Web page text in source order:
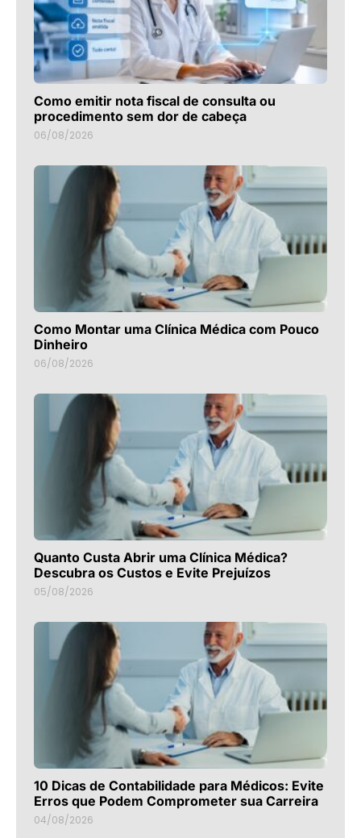
Como emitir nota fiscal de consulta ou
procedimento sem dor de cabeça
06/08/2026
Como Montar uma Clínica Médica com Pouco
Dinheiro
06/08/2026
Quanto Custa Abrir uma Clínica Médica?
Descubra os Custos e Evite Prejuízos
05/08/2026
10 Dicas de Contabilidade para Médicos: Evite
Erros que Podem Comprometer sua Carreira
04/08/2026